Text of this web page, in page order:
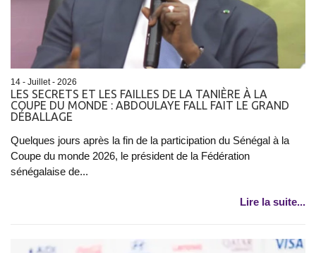
14 - Juillet - 2026
LES SECRETS ET LES FAILLES DE LA TANIÈRE À LA
COUPE DU MONDE : ABDOULAYE FALL FAIT LE GRAND
DÉBALLAGE
Quelques jours après la fin de la participation du Sénégal à la
Coupe du monde 2026, le président de la Fédération
sénégalaise de...
Lire la suite...